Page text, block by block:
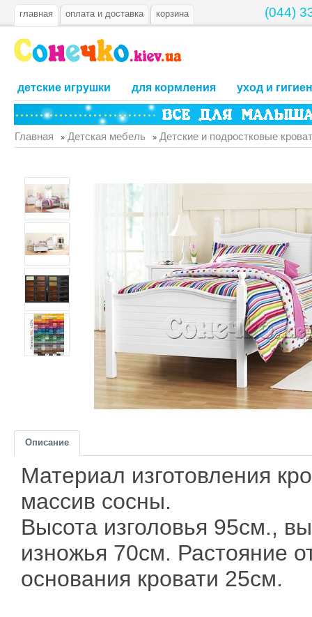
(044)
главная оплата и доставка корзина
детские игрушки для кормления уход и
Главная » Детская мебель » Детские и подростковые
Описание
Материал изготовления
массив сосны.
Высота изголовья 95см.,
изножья 70см. Растояние
основания кровати 25см.